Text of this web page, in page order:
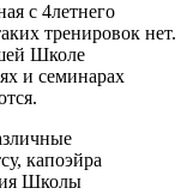
с 4­летнего
тренировок нет.
Школе
и семинарах
капоэйра
Школы